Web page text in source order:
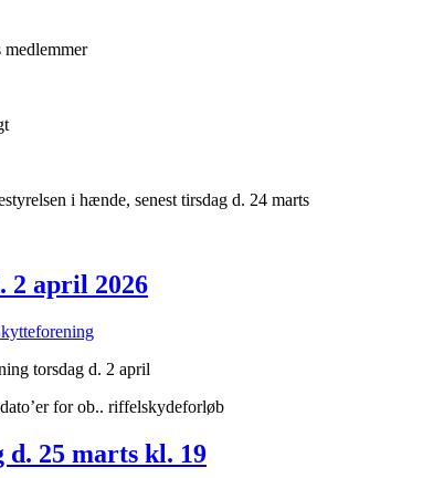
i hænde, senest tirsdag d. 24 marts
2 april 2026
torsdag d. 2 april
for ob.. riffelskydeforløb
25 marts kl. 19